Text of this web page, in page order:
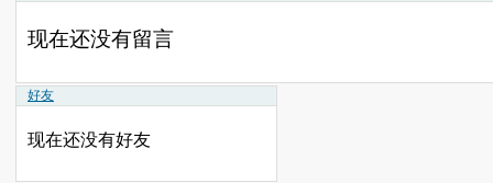
现在还没有留言
好友
现在还没有好友